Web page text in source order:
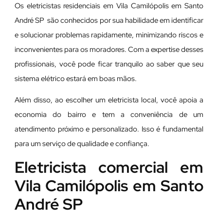
Os eletricistas residenciais em Vila Camilópolis em Santo
André SP são conhecidos por sua habilidade em identificar
e solucionar problemas rapidamente, minimizando riscos e
inconvenientes para os moradores. Com a expertise desses
profissionais, você pode ficar tranquilo ao saber que seu
sistema elétrico estará em boas mãos.
Além disso, ao escolher um eletricista local, você apoia a
economia do bairro e tem a conveniência de um
atendimento próximo e personalizado. Isso é fundamental
para um serviço de qualidade e confiança.
Eletricista comercial em
Vila Camilópolis em Santo
André SP